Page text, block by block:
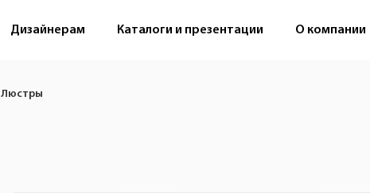
Дизайнерам Каталоги и презентации О компании
Люстры